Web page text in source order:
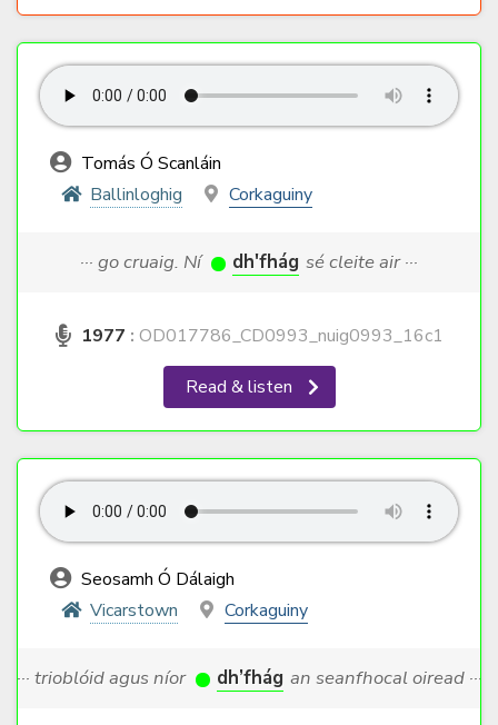
Tomás Ó Scanláin
Ballinloghig
Corkaguiny
··· go cruaig. Ní dh'fhág sé cleite air ···
1977 : OD017786_CD0993_nuig0993_16c1
Read & listen
Seosamh Ó Dálaigh
Vicarstown
Corkaguiny
··· trioblóid agus níor dh’fhág an seanfhocal oiread ···